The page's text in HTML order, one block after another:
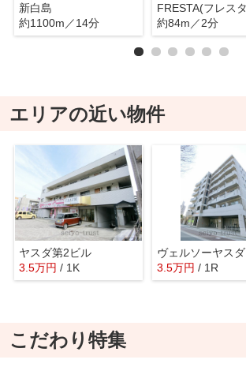
新白島
約1100m／14分
約84m／2分
エリアの近い物件
ヤスダ第2ビル
3.5万円 / 1K
ヴェルソーヤスダ
3.5万円 / 1R
こだわり特集